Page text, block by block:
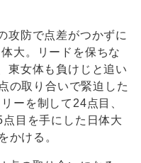
防で点差がつかずに
大。リードを保ちな
東女体も負けじと追い
の取り合いで緊迫した
ーを制して24点目、
目を手にした日体大
かける。